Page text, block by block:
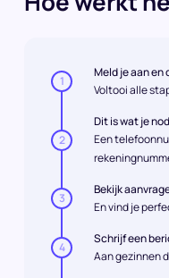
1
Meld je aan en
Voltooi alle
2
Dit is wat je
Een
3
Bekijk
En vind je
4
Schrijf een
Aan gezinnen